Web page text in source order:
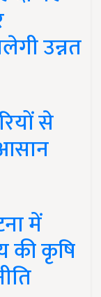
उन्नत
से
में
की कृषि